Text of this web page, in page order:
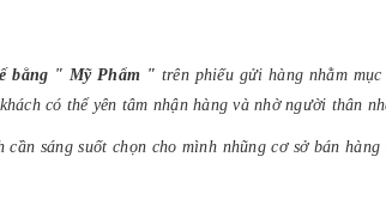
bằng " Mỹ Phẩm " trên phiếu gửi hàng nhằm
có thể yên tâm nhận hàng và nhờ người thân
cần sáng suốt chọn cho mình nhũng cơ sở bán